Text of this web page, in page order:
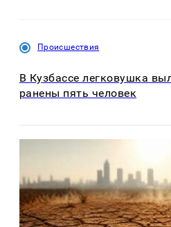
Происшествия
В Кузбассе легковушка
ранены пять человек